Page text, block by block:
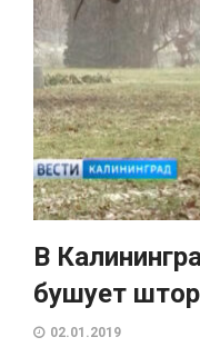
В
бушует
02.01.2019